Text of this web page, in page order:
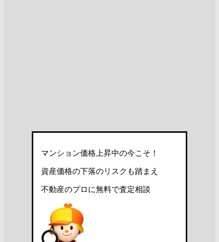
マンション価格上昇中の今こそ！
資産価格の下落のリスクも踏まえ
不動産のプロに無料で査定相談